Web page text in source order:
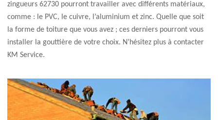
zingueurs 62730 pourront travailler avec différents matériaux,
comme : le PVC, le cuivre, l’aluminium et zinc. Quelle que soit
la forme de toiture que vous avez ; ces derniers pourront vous
installer la gouttière de votre choix. N’hésitez plus à contacter
KM Service.